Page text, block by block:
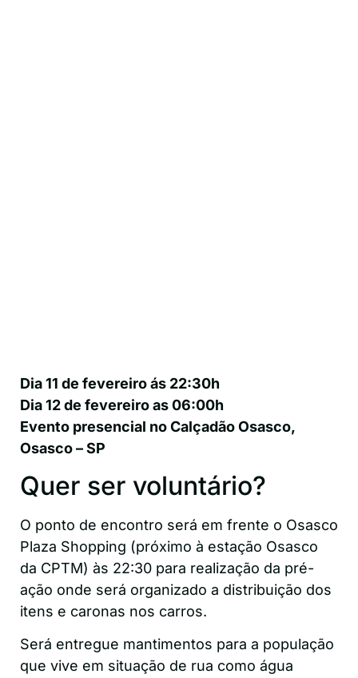
Dia 11 de fevereiro ás 22:30h
Dia 12 de fevereiro as 06:00h
Evento presencial no Calçadão Osasco,
Osasco – SP
Quer ser voluntário?
O ponto de encontro será em frente o Osasco
Plaza Shopping (próximo à estação Osasco
da CPTM) às 22:30 para realização da pré-
ação onde será organizado a distribuição dos
itens e caronas nos carros.
Será entregue mantimentos para a população
que vive em situação de rua como água